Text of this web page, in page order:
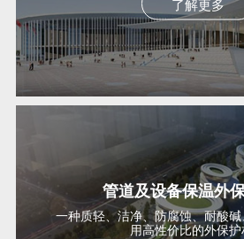
了解更多
管道及设备保温外
一种质轻、洁净、防腐蚀、耐酸
用高性价比的外保